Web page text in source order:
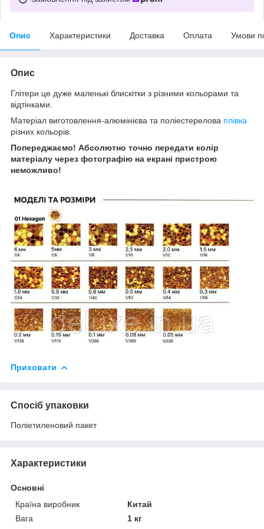
Опис Характеристики Доставка Оплата Умови
Опис
Глітери це дуже маленькі блискітки з різними кольорами та
відтінками.
Матеріал виготовлення-алюмінієва та поліестерелова плівка
різних кольорів.
Попереджаємо! Абсолютно точно передати колір
матеріалу через фотографію на екрані пристрою
неможливо!
Приховати
Спосіб упаковки
Поліетиленовий пакет
Характеристики
Основні
Країна виробник
Китай
Вага
1 кг